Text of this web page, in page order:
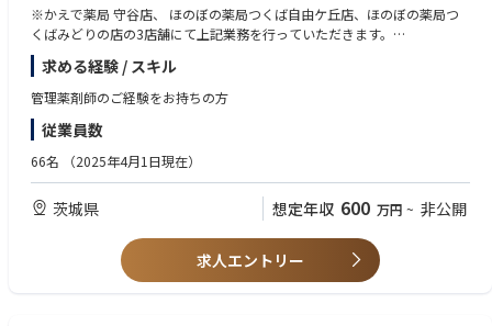
※かえで薬局 守谷店、 ほのぼの薬局つくば自由ケ丘店、ほのぼの薬局つ
くばみどりの店の3店舗にて上記業務を行っていただきます。
※かえで薬局守谷店を主店とし、3店舗の管理・調剤業務を実施頂きま
す。
※ほのぼの薬局つくば自由が丘店は一人薬剤師勤務の時間帯ございます。
【 店舗情報 】
■かえで薬局守谷店
営業日：月～土
営業時間：月火木金（09：00～18：30）、水（09：00～12：30）、土
（09：00～17：30）
処方箋枚数：約60枚/日
薬剤師数：午前2名、午後3名 ※変動あり
求める経験 / スキル
管理薬剤師のご経験をお持ちの方
従業員数
66名 （2025年4月1日現在）
茨城県 想定年収 600 万円 ~ 非公開
求人エントリー